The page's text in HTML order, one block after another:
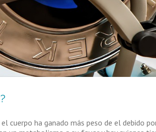
cuerpo ha ganado más peso de el debido